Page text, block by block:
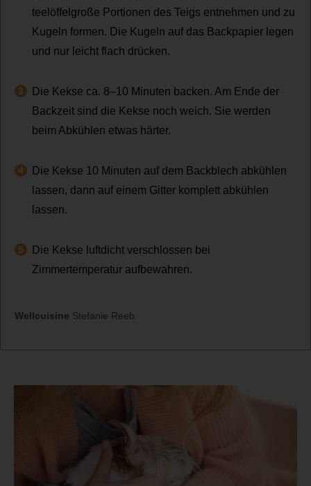
teelöffelgroße Portionen des Teigs entnehmen und zu
Kugeln formen. Die Kugeln auf das Backpapier legen
und nur leicht flach drücken.
Die Kekse ca. 8–10 Minuten backen. Am Ende der
Backzeit sind die Kekse noch weich. Sie werden
beim Abkühlen etwas härter.
Die Kekse 10 Minuten auf dem Backblech abkühlen
lassen, dann auf einem Gitter komplett abkühlen
lassen.
Die Kekse luftdicht verschlossen bei
Zimmertemperatur aufbewahren.
Wellcuisine Stefanie Reeb